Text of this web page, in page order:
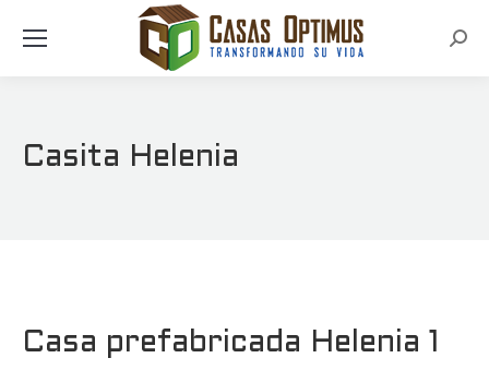
Casita Helenia
Casa prefabricada Helenia 1